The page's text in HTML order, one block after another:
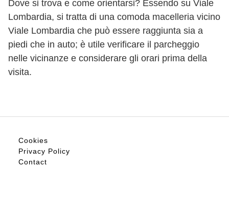
Dove si trova e come orientarsi? Essendo su Viale
Lombardia, si tratta di una comoda macelleria vicino
Viale Lombardia che può essere raggiunta sia a
piedi che in auto; è utile verificare il parcheggio
nelle vicinanze e considerare gli orari prima della
visita.
Cookies
Privacy Policy
Contact